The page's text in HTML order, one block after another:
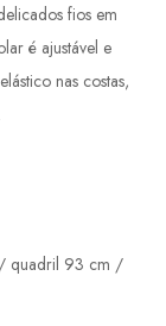
fios em
é ajustável e
nas costas,
quadril 93 cm /